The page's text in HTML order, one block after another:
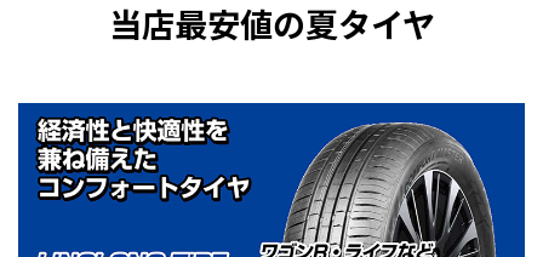
当店最安値の夏タイヤ